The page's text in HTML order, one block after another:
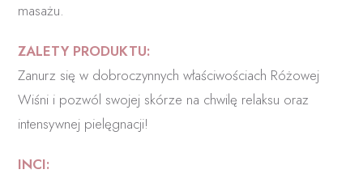
masażu.
ZALETY PRODUKTU:
Zanurz się w dobroczynnych właściwościach Różowej
Wiśni i pozwól swojej skórze na chwilę relaksu oraz
intensywnej pielęgnacji!
INCI: